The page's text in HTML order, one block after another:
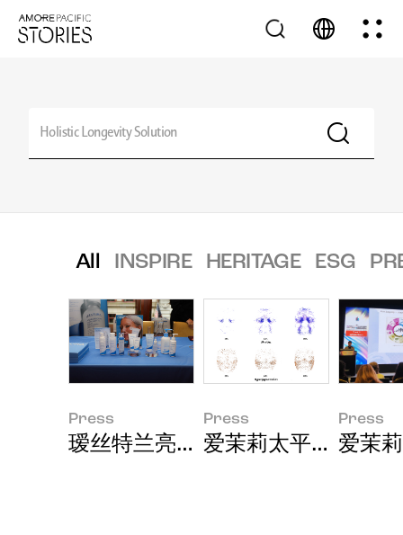
All INSPIRE HERITAGE ESG
Press
瑷丝特兰亮相国际皮肤科学大会
Press
爱茉莉太平洋发布
Press
爱茉